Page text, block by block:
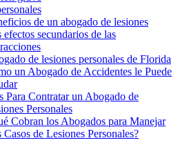
de un abogado de lesiones
efectos secundarios de las
de lesiones personales de Florida
un Abogado de Accidentes le Puede
Para Contratar un Abogado de
Personales
Cobran los Abogados para Manejar
Casos de Lesiones Personales?